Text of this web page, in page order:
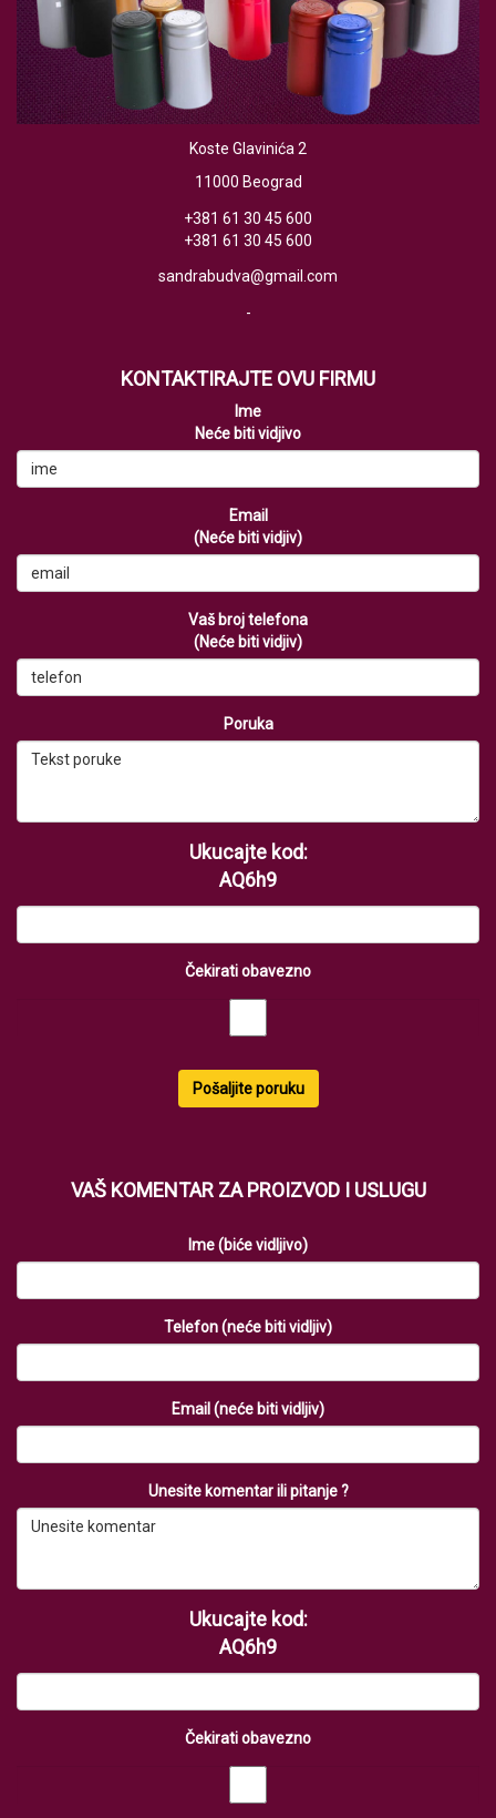
Koste Glavinića 2
11000 Beograd
+381 61 30 45 600
+381 61 30 45 600
sandrabudva@gmail.com
-
KONTAKTIRAJTE OVU FIRMU
Ime
Neće biti vidjivo
Email
(Neće biti vidjiv)
Vaš broj telefona
(Neće biti vidjiv)
Poruka
Ukucajte kod:
AQ6h9
Čekirati obavezno
Pošaljite poruku
VAŠ KOMENTAR ZA PROIZVOD I USLUGU
Ime (biće vidljivo)
Telefon (neće biti vidljiv)
Email (neće biti vidljiv)
Unesite komentar ili pitanje ?
Ukucajte kod:
AQ6h9
Čekirati obavezno